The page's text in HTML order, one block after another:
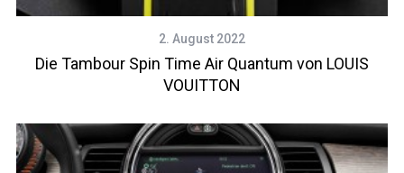
2. August 2022
Die Tambour Spin Time Air Quantum von LOUIS
VOUITTON